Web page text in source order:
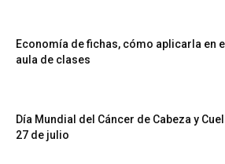
Economía de fichas, cómo aplicarla en el
aula de clases
Día Mundial del Cáncer de Cabeza y
27 de julio